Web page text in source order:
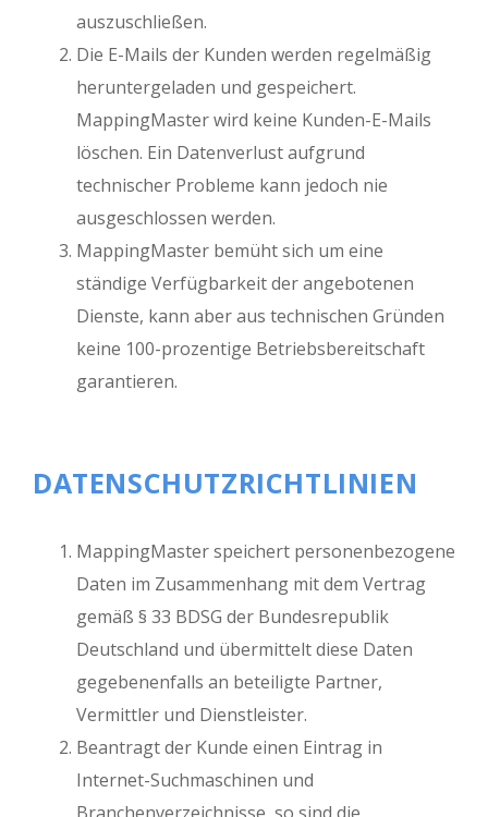
auszuschließen.
Die E-Mails der Kunden werden regelmäßig
heruntergeladen und gespeichert.
MappingMaster wird keine Kunden-E-Mails
löschen. Ein Datenverlust aufgrund
technischer Probleme kann jedoch nie
ausgeschlossen werden.
MappingMaster bemüht sich um eine
ständige Verfügbarkeit der angebotenen
Dienste, kann aber aus technischen Gründen
keine 100-prozentige Betriebsbereitschaft
garantieren.
DATENSCHUTZRICHTLINIEN
MappingMaster speichert personenbezogene
Daten im Zusammenhang mit dem Vertrag
gemäß § 33 BDSG der Bundesrepublik
Deutschland und übermittelt diese Daten
gegebenenfalls an beteiligte Partner,
Vermittler und Dienstleister.
Beantragt der Kunde einen Eintrag in
Internet-Suchmaschinen und